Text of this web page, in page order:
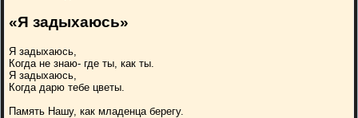
«Я задыхаюсь»
Я задыхаюсь,
Когда не знаю- где ты, как ты.
Я задыхаюсь,
Когда дарю тебе цветы.
Память Нашу, как младенца берегу.